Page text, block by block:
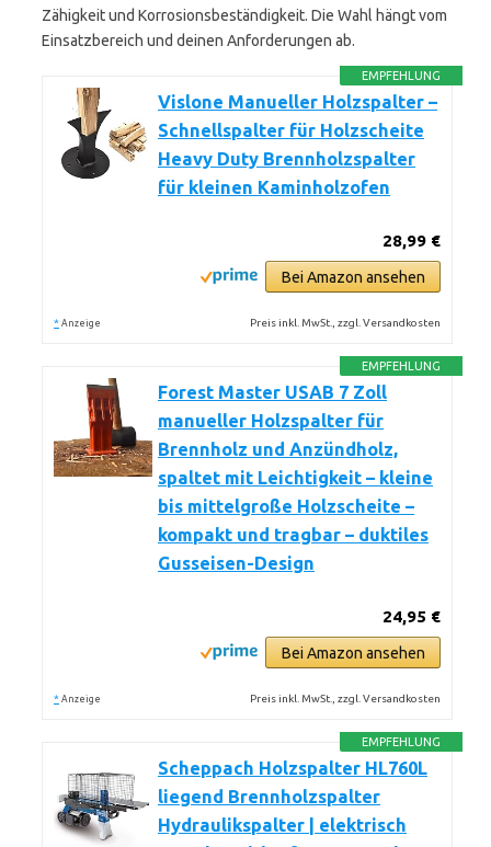
Zähigkeit und Korrosionsbeständigkeit. Die Wahl hängt vom
Einsatzbereich und deinen Anforderungen ab.
EMPFEHLUNG
Vislone Manueller Holzspalter –
Schnellspalter für Holzscheite
Heavy Duty Brennholzspalter
für kleinen Kaminholzofen
28,99 €
Bei Amazon ansehen
* Anzeige Preis inkl. MwSt., zzgl. Versandkosten
EMPFEHLUNG
Forest Master USAB 7 Zoll
manueller Holzspalter für
Brennholz und Anzündholz,
spaltet mit Leichtigkeit – kleine
bis mittelgroße Holzscheite –
kompakt und tragbar – duktiles
Gusseisen-Design
24,95 €
Bei Amazon ansehen
* Anzeige Preis inkl. MwSt., zzgl. Versandkosten
EMPFEHLUNG
Scheppach Holzspalter HL760L
liegend Brennholzspalter
Hydraulikspalter | elektrisch